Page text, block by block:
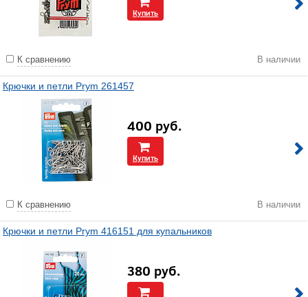
Купить
К сравнению В наличии
Крючки и петли Prym 261457
400 руб.
Купить
К сравнению В наличии
Крючки и петли Prym 416151 для купальников
380 руб.